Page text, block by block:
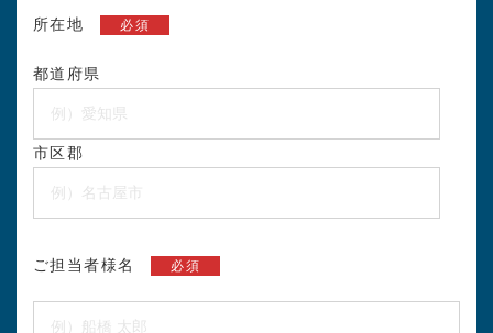
所在地 必須
都道府県
市区郡
ご担当者様名 必須